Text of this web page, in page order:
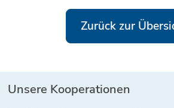
Zurück zur
Unsere Kooperationen